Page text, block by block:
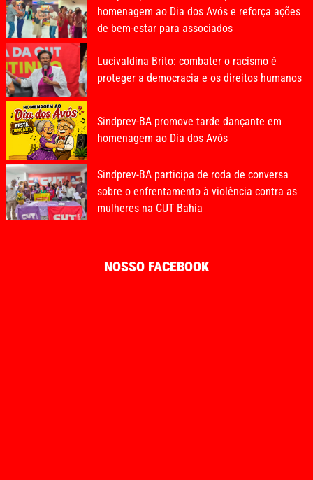
homenagem ao Dia dos Avós e reforça ações
de bem-estar para associados
Lucivaldina Brito: combater o racismo é
proteger a democracia e os direitos humanos
Sindprev-BA promove tarde dançante em
homenagem ao Dia dos Avós
Sindprev-BA participa de roda de conversa
sobre o enfrentamento à violência contra as
mulheres na CUT Bahia
NOSSO FACEBOOK